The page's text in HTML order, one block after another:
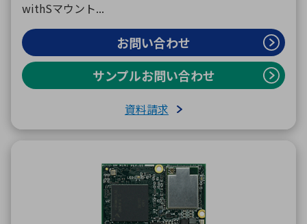
withSマウント...
お問い合わせ
サンプルお問い合わせ
資料請求